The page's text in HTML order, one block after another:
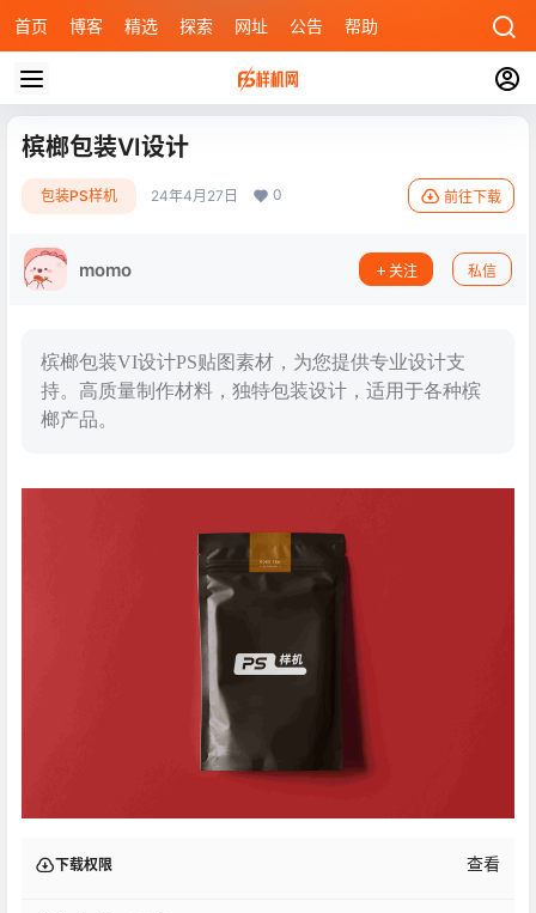
首页 博客 精选 探索 网址 公告 帮助
槟榔包装VI设计
包装PS样机 24年4月27日 0 前往下载
momo 关注 私信
槟榔包装VI设计PS贴图素材，为您提供专业设计支
持。高质量制作材料，独特包装设计，适用于各种槟
榔产品。
下载权限 查看